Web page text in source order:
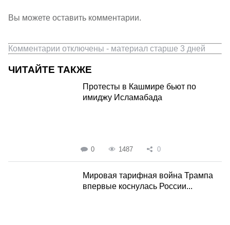
Вы можете оставить комментарии.
Комментарии отключены - материал старше 3 дней
ЧИТАЙТЕ ТАКЖЕ
Протесты в Кашмире бьют по
имиджу Исламабада
0 1487 0
Мировая тарифная война Трампа
впервые коснулась России...